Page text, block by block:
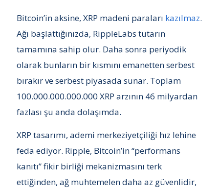
Bitcoin’in aksine, XRP madeni paraları kazılmaz.
Ağı başlattığınızda, RippleLabs tutarın
tamamına sahip olur. Daha sonra periyodik
olarak bunların bir kısmını emanetten serbest
bırakır ve serbest piyasada sunar. Toplam
100.000.000.000.000 XRP arzının 46 milyardan
fazlası şu anda dolaşımda.
XRP tasarımı, ademi merkeziyetçiliği hız lehine
feda ediyor. Ripple, Bitcoin’in “performans
kanıtı” fikir birliği mekanizmasını terk
ettiğinden, ağ muhtemelen daha az güvenlidir,